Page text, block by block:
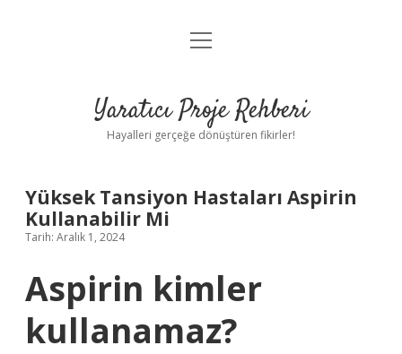
Anasayfa
Yasal Uyarı
menüyü
Yaratıcı Proje Rehberi
Hayalleri gerçeğe dönüştüren fikirler!
Yüksek Tansiyon Hastaları Aspirin
Kullanabilir Mi
Tarih: Aralık 1, 2024
Aspirin kimler
kullanamaz?